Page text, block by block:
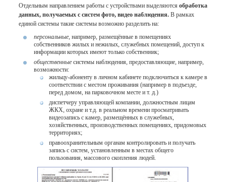
Отдельным направлением работы с устройствами выделяются обработка
данных, получаемых с систем фото, видео наблюдения. В рамках
единой системы такие системы возможно разделить на:
персональные, например, размещённые в помещениях
собственников жилых и нежилых, служебных помещений, доступ к
информации которых имеют только собственник;
общественные системы наблюдения, предоставляющие, например,
возможности:
жильцу-абоненту в личном кабинете подключиться к камере в
соответствии с местом проживания (например в подъезде,
перед домом, на парковочном месте и т. д.)
диспетчеру управляющей компании, должностным лицам
ЖКХ, охране и т.д. в реальном времени просматривать
видеозапись с камер, размещённых в служебных,
хозяйственных, производственных помещениях, придомовых
территориях;
правоохранительным органам контролировать и получать
запись с систем, установленным в местах общего
пользования, массового скопления людей.